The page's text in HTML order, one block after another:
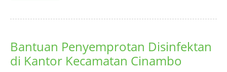
Bantuan Penyemprotan Disinfektan
di Kantor Kecamatan Cinambo